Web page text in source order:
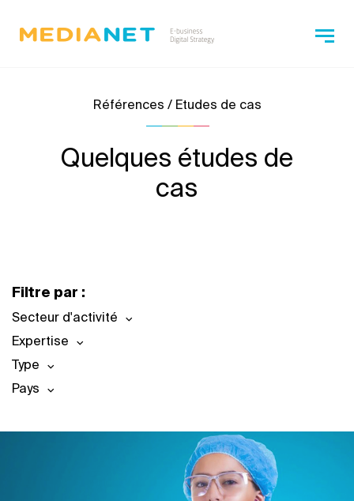
Références / Etudes de cas
Quelques études de
cas
Filtre par :
Secteur d'activité
Expertise
Type
Pays